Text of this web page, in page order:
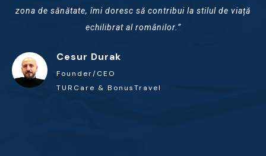
zona de sănătate, îmi doresc să contribui la stilul de viață
echilibrat al românilor.”
Cesur Durak
Founder/CEO
TURCare & BonusTravel